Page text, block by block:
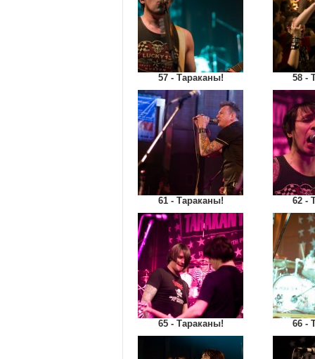
57 - Тараканы! 58 -
61 - Тараканы! 62 -
65 - Тараканы! 66 -